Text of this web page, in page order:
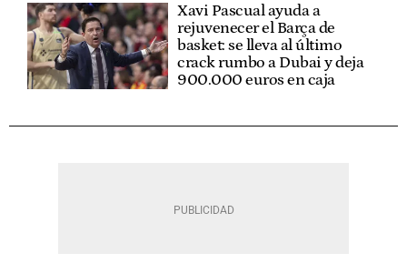
Xavi Pascual ayuda a
rejuvenecer el Barça de
basket: se lleva al último
crack rumbo a Dubai y deja
900.000 euros en caja